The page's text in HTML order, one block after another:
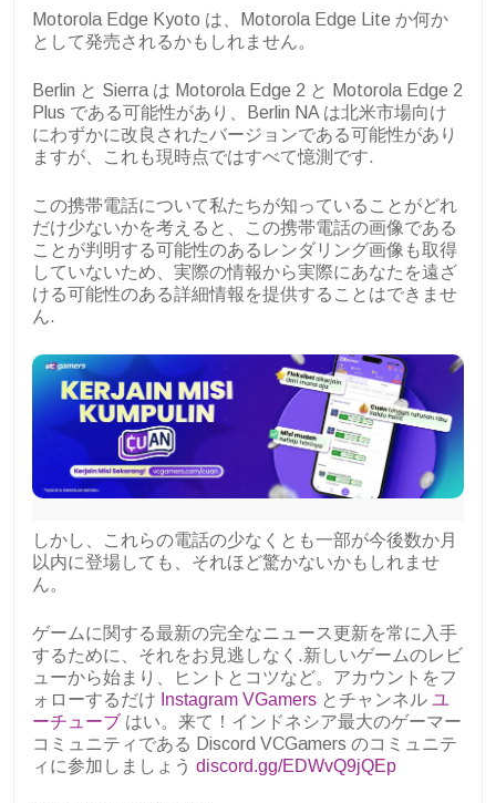
Motorola Edge Kyoto は、Motorola Edge Lite か何か
として発売されるかもしれません。
Berlin と Sierra は Motorola Edge 2 と Motorola Edge 2
Plus である可能性があり、Berlin NA は北米市場向け
にわずかに改良されたバージョンである可能性があり
ますが、これも現時点ではすべて憶測です.
この携帯電話について私たちが知っていることがどれ
だけ少ないかを考えると、この携帯電話の画像である
ことが判明する可能性のあるレンダリング画像も取得
していないため、実際の情報から実際にあなたを遠ざ
ける可能性のある詳細情報を提供することはできませ
ん.
しかし、これらの電話の少なくとも一部が今後数か月
以内に登場しても、それほど驚かないかもしれませ
ん。
ゲームに関する最新の完全なニュース更新を常に入手
するために、それをお見逃しなく.新しいゲームのレビ
ューから始まり、ヒントとコツなど。アカウントをフ
ォローするだけ Instagram VGamers とチャンネル ユ
ーチューブ はい。来て！インドネシア最大のゲーマー
コミュニティである Discord VCGamers のコミュニテ
ィに参加しましょう discord.gg/EDWvQ9jQEp